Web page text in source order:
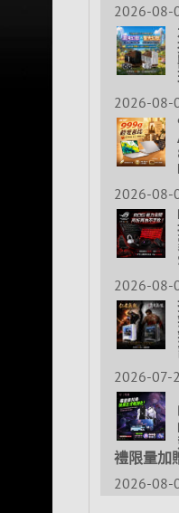
2026-08-
2026-08-
2026-08-
2026-08-
2026-07-
禮限量加
2026-08-